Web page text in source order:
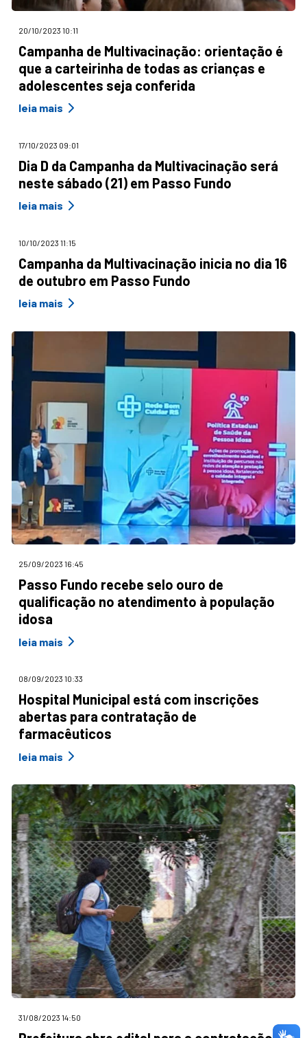
20/10/2023 10:11
Campanha de Multivacinação: orientação é
que a carteirinha de todas as crianças e
adolescentes seja conferida
leia mais
17/10/2023 09:01
Dia D da Campanha da Multivacinação será
neste sábado (21) em Passo Fundo
leia mais
10/10/2023 11:15
Campanha da Multivacinação inicia no dia 16
de outubro em Passo Fundo
leia mais
25/09/2023 16:45
Passo Fundo recebe selo ouro de
qualificação no atendimento à população
idosa
leia mais
08/09/2023 10:33
Hospital Municipal está com inscrições
abertas para contratação de
farmacêuticos
leia mais
31/08/2023 14:50